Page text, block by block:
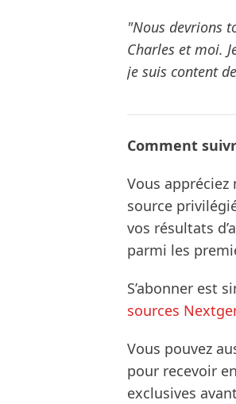
"Nous devrions
Charles et moi.
je suis content
Comment
Vous
source
vos résultats
parmi les
S’abonner est
sources
Vous pouvez
pour recevoir
exclusives